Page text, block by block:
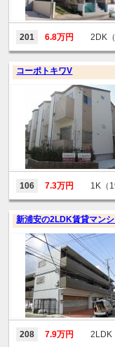
201 6.8万円 2DK
コーポトキワV
106 7.3万円 1K（
新浦安の2LDK賃貸マン
208 7.9万円 2LDK